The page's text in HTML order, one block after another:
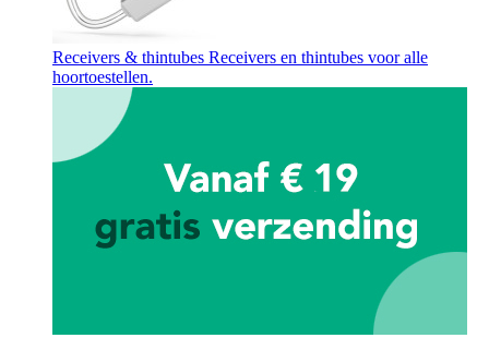
Receivers & thintubes Receivers en thintubes voor alle
hoortoestellen.